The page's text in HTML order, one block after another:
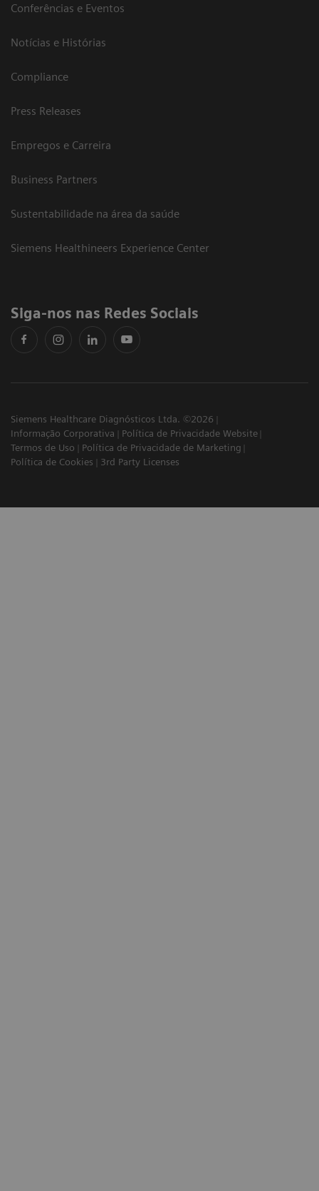
Conferências e Eventos
Notícias e Histórias
Compliance
Press Releases
Empregos e Carreira
Business Partners
Sustentabilidade na área da saúde
Siemens Healthineers Experience Center
Siga-nos nas Redes Sociais
Siemens Healthcare Diagnósticos Ltda. ©2026
Informação Corporativa
Política de Privacidade Website
Termos de Uso
Política de Privacidade de Marketing
Política de Cookies
3rd Party Licenses